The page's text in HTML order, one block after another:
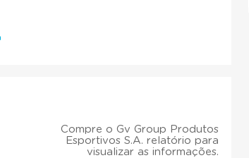
Compre o Gv Group Produtos
Esportivos S.A. relatório para
visualizar as informações.